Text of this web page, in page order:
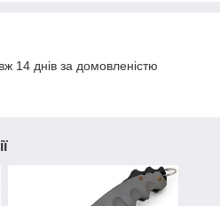
14 днів за домовленістю